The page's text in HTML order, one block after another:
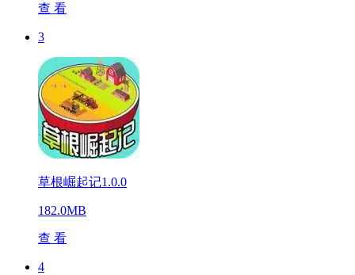
查 看
3
草根崛起记1.0.0
182.0MB
查 看
4